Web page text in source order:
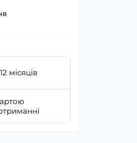
місяців